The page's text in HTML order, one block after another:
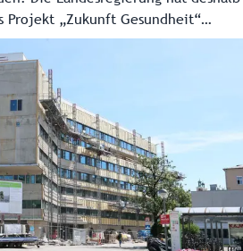
Projekt „Zukunft Gesundheit“
Experten, Fachleute der Spitäler,
der Universität und der
abgestimmte und
erarbeiten. Die Leitung
Bis 2028 sollen fundierte